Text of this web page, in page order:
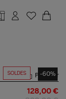
SOLDES -60%
Partager
128,00 €